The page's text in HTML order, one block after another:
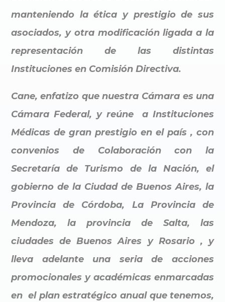
manteniendo la ética y prestigio de sus
asociados, y otra modificación ligada a la
representación de las distintas
Instituciones en Comisión Directiva.
Cane, enfatizo que nuestra Cámara es una
Cámara Federal, y reúne a Instituciones
Médicas de gran prestigio en el país , con
convenios de Colaboración con la
Secretaría de Turismo de la Nación, el
gobierno de la Ciudad de Buenos Aires, la
Provincia de Córdoba, La Provincia de
Mendoza, la provincia de Salta, las
ciudades de Buenos Aires y Rosario , y
lleva adelante una seria de acciones
promocionales y académicas enmarcadas
en el plan estratégico anual que tenemos,